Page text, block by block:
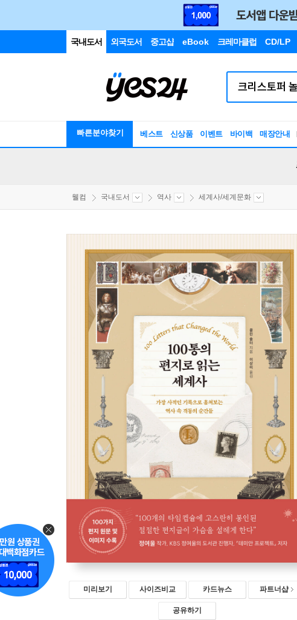
국내도서 외국도서 중고샵 eBook 크레마클럽 CD/LP
빠른분야찾기 베스트 신상품 이벤트 바이백 매장안내
웰컴 국내도서 역사 세계사/세계문화
미리보기 사이즈비교 카드뉴스 파트너샵
공유하기